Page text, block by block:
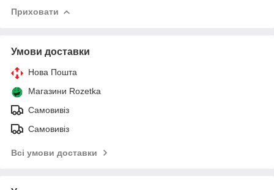
Приховати
Умови доставки
Нова Пошта
Магазини Rozetka
Самовивіз
Самовивіз
Всі умови доставки